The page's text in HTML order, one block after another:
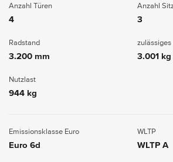
Anzahl Türen
4
Anzahl
3
Radstand
3.200 mm 3.001 kg
Nutzlast
944 kg
Emissionsklasse Euro
Euro 6d
WLTP
WLTP A